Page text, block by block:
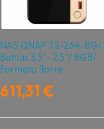
NAS QNAP TS-264-8G/
Bahías 3.5"- 2.5"/ 8GB/
Formato Torre
611,31 €